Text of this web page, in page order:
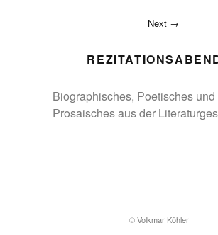
Next
Biographisches, Poetisches und
Prosaisches aus der
© Volkmar Köhler